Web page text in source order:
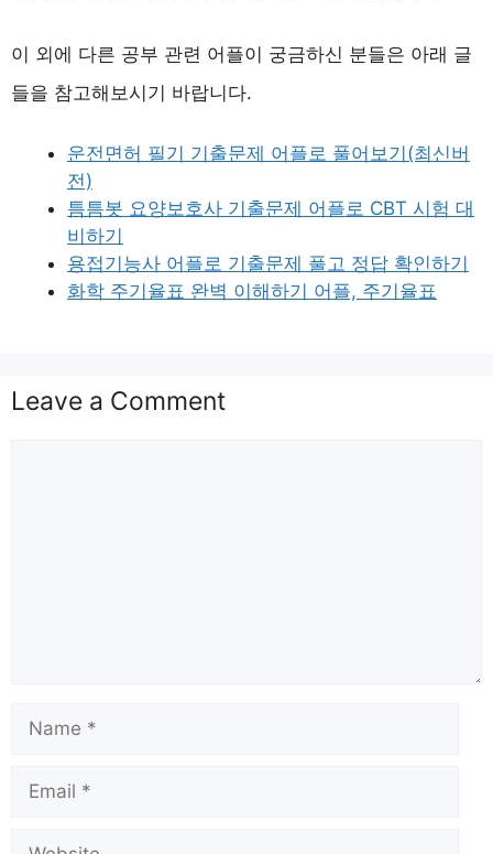
이 외에 다른 공부 관련 어플이 궁금하신 분들은 아래 글
들을 참고해보시기 바랍니다.
운전면허 필기 기출문제 어플로 풀어보기(최신버
전)
틈틈봇 요양보호사 기출문제 어플로 CBT 시험 대
비하기
용접기능사 어플로 기출문제 풀고 정답 확인하기
화학 주기율표 완벽 이해하기 어플, 주기율표
Leave a Comment
Name
Email
Website